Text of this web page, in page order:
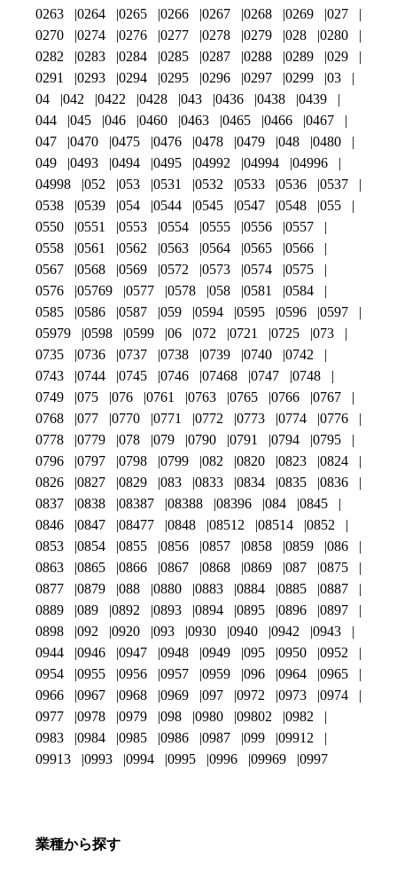
0263
0264 0265 0266 0267 0268 0269
027
0270
0274 0276 0277 0278 0279 028
0280
0282
0283 0284 0285 0287 0288 0289
029
0291
0293 0294 0295 0296 0297 0299
03
04
042 0422 0428 043 0436 0438
0439
044
045 046 0460 0463 0465 0466
0467
047
0470 0475 0476 0478 0479 048
0480
049
0493 0494 0495 04992 04994
04996
04998
052 053 0531 0532 0533 0536
0537
0538
0539 054 0544 0545 0547 0548
055
0550
0551 0553 0554 0555 0556
0557
0558
0561 0562 0563 0564 0565
0566
0567
0568 0569 0572 0573 0574
0575
0576
05769 0577 0578 058 0581
0584
0585
0586 0587 059 0594 0595 0596
0597
05979
0598 0599 06 072 0721 0725
073
0735
0736 0737 0738 0739 0740
0742
0743
0744 0745 0746 07468 0747
0748
0749
075 076 0761 0763 0765 0766
0767
0768
077 0770 0771 0772 0773 0774
0776
0778
0779 078 079 0790 0791 0794
0795
0796
0797 0798 0799 082 0820 0823
0824
0826
0827 0829 083 0833 0834 0835
0836
0837
0838 08387 08388 08396 084
0845
0846
0847 08477 0848 08512 08514
0852
0853
0854 0855 0856 0857 0858 0859
086
0863
0865 0866 0867 0868 0869 087
0875
0877
0879 088 0880 0883 0884 0885
0887
0889
089 0892 0893 0894 0895 0896
0897
0898
092 0920 093 0930 0940 0942
0943
0944
0946 0947 0948 0949 095 0950
0952
0954
0955 0956 0957 0959 096 0964
0965
0966
0967 0968 0969 097 0972 0973
0974
0977
0978 0979 098 0980 09802
0982
0983
0984 0985 0986 0987 099
09912
09913
0993 0994 0995 0996 09969 0997
業種から探す